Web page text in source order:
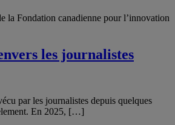
la Fondation canadienne pour l’innovation
les journalistes
par les journalistes depuis quelques
En 2025, […]